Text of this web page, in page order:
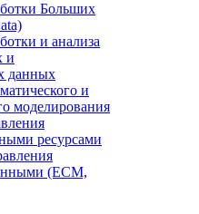
Больших
и анализа
и
данных
и
моделирования
ресурсами
(ECM,